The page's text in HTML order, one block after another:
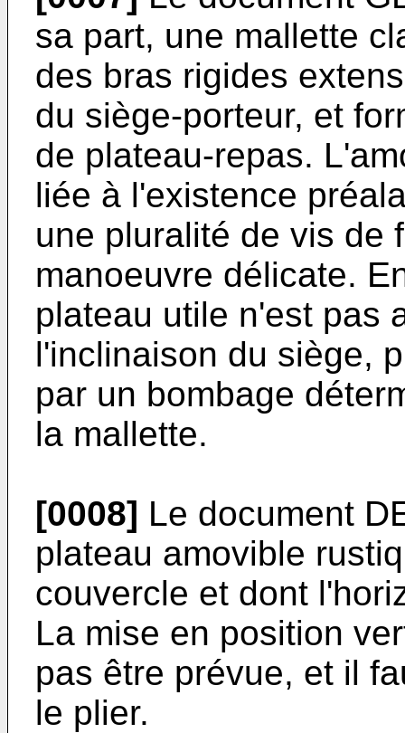
sa part, une mallette
des bras rigides
du siège-porteur, et
de plateau-repas.
liée à l'existence
une pluralité de vis de
manoeuvre délicate.
plateau utile n'est pas
l'inclinaison du siège,
par un bombage
la mallette.
[0008] Le document
plateau amovible
couvercle et dont
La mise en position
pas être prévue, et il
le plier.